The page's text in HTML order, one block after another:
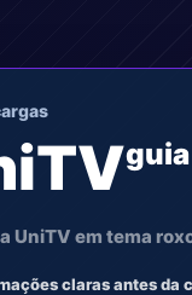
guia
UniTV em tema
claras antes da